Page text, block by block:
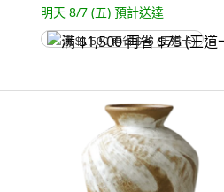
明天 8/7 (五) 預計送達
满 $1,500 再省 $75 (王道卡)